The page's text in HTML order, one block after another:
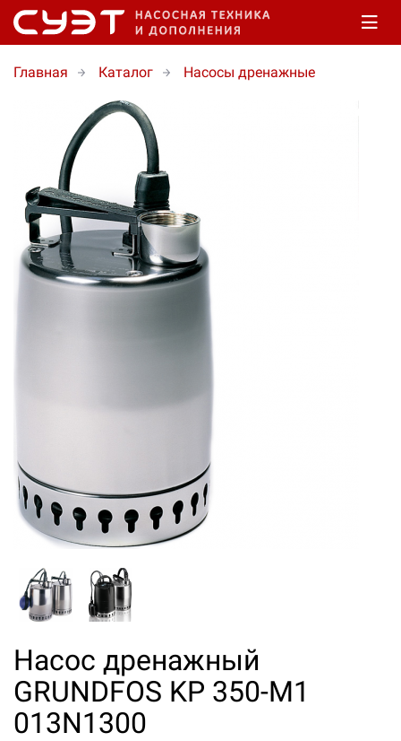
Главная Каталог Насосы дренажные
Насос дренажный
GRUNDFOS KP 350-M1
013N1300